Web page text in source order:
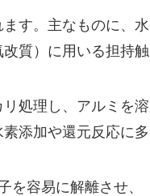
す。主なものに、水
質）に用いる担持触
処理し、アルミを溶
添加や還元反応に多
を容易に解離させ、